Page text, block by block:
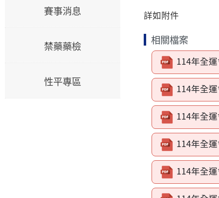
賽事消息
禁藥藥檢
性平專區
詳如附件
相關檔案
114年全
114年全
114年全
114年全
114年全